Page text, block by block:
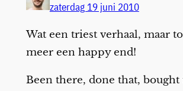
zaterdag 19 juni 2010
Wat een triest verhaal, maar
meer een happy end!
Been there, done that, bought